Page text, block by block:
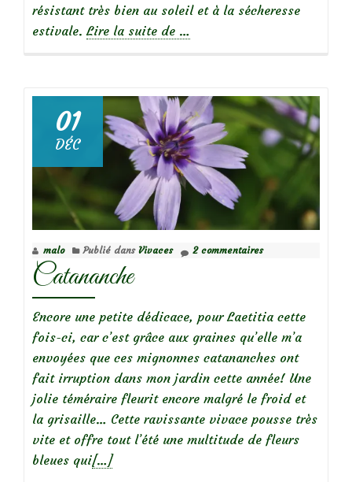
résistant très bien au soleil et à la sécheresse
estivale. Lire la suite de
Jardin
sec
:
plantations
dans
les
graviers,
plein
…
01
DÉC
malo Publié dans Vivaces 2 commentaires
Catananche
Encore une petite dédicace, pour Laetitia cette
fois-ci, car c’est grâce aux graines qu’elle m’a
envoyées que ces mignonnes catananches ont
fait irruption dans mon jardin cette année! Une
jolie téméraire fleurit encore malgré le froid et
la grisaille… Cette ravissante vivace pousse très
vite et offre tout l’été une multitude de fleurs
bleues quiEn
[…]